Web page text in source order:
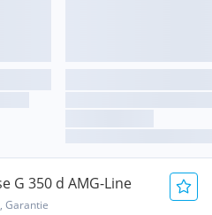
G 350 d AMG-Line
Garantie